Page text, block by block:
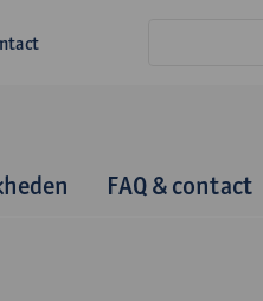
FAQ & contact